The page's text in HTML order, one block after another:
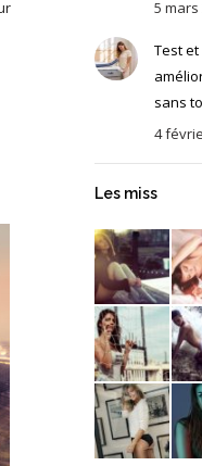
5 mars
Test
sans
4
Les miss